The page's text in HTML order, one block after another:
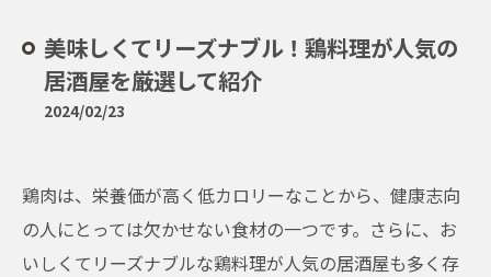
美味しくてリーズナブル！鶏料理が人気の
居酒屋を厳選して紹介
2024/02/23
鶏肉は、栄養価が高く低カロリーなことから、健康志向
の人にとっては欠かせない食材の一つです。さらに、お
いしくてリーズナブルな鶏料理が人気の居酒屋も多く存